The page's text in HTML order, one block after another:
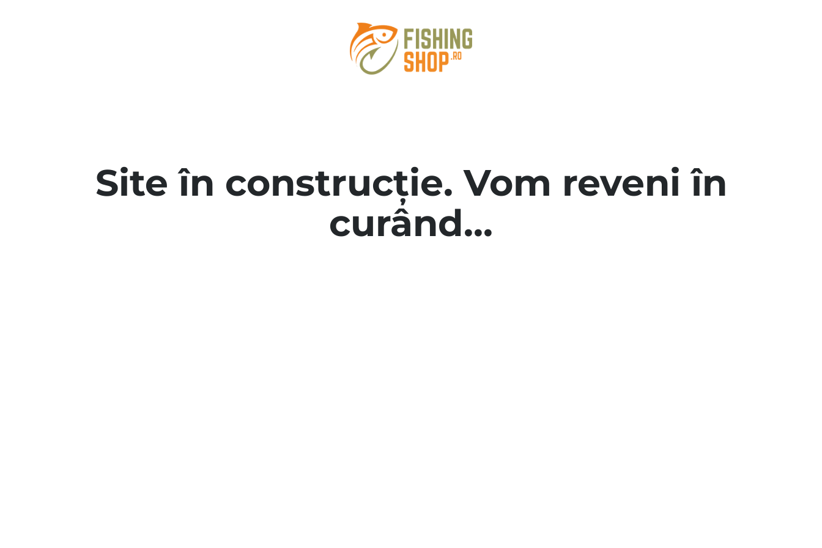
Site în construcție. Vom reveni în
curând...